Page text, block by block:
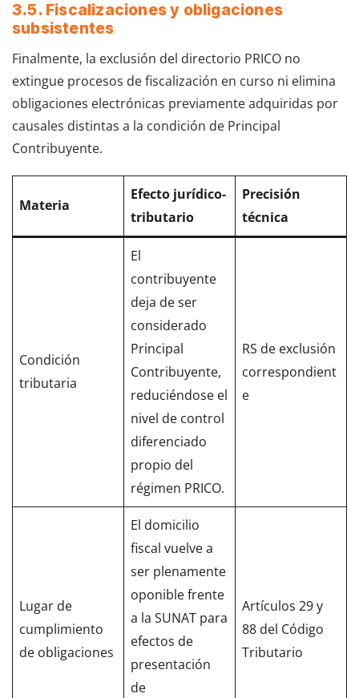
3.5. Fiscalizaciones y obligaciones
subsistentes
Finalmente, la exclusión del directorio PRICO no
extingue procesos de fiscalización en curso ni elimina
obligaciones electrónicas previamente adquiridas por
causales distintas a la condición de Principal
Contribuyente.
Materia
Efecto jurídico-
tributario
Precisión
técnica
Condición
tributaria
El
contribuyente
deja de ser
considerado
Principal
Contribuyente,
reduciéndose el
nivel de control
diferenciado
propio del
régimen PRICO.
RS de exclusión
correspondient
e
Lugar de
cumplimiento
de obligaciones
El domicilio
fiscal vuelve a
ser plenamente
oponible frente
a la SUNAT para
efectos de
presentación
de
Artículos 29 y
88 del Código
Tributario